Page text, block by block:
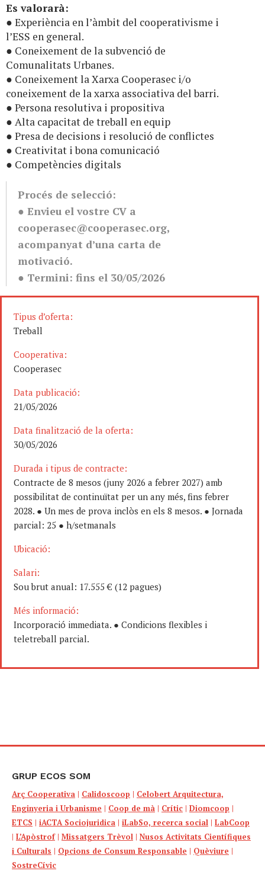
Es valorarà:
● Experiència en l’àmbit del cooperativisme i
l’ESS en general.
● Coneixement de la subvenció de
Comunalitats Urbanes.
● Coneixement la Xarxa Cooperasec i/o
coneixement de la xarxa associativa del barri.
● Persona resolutiva i propositiva
● Alta capacitat de treball en equip
● Presa de decisions i resolució de conflictes
● Creativitat i bona comunicació
● Competències digitals
Procés de selecció:
● Envieu el vostre CV a
cooperasec@cooperasec.org,
acompanyat d’una carta de
motivació.
● Termini: fins el 30/05/2026
Tipus d’oferta:
Treball
Cooperativa:
Cooperasec
Data publicació:
21/05/2026
Data finalització de la oferta:
30/05/2026
Durada i tipus de contracte:
Contracte de 8 mesos (juny 2026 a febrer 2027) amb
possibilitat de continuïtat per un any més, fins febrer
2028. ● Un mes de prova inclòs en els 8 mesos. ● Jornada
parcial: 25 ● h/setmanals
Ubicació:
Salari:
Sou brut anual: 17.555 € (12 pagues)
Més informació:
Incorporació immediata. ● Condicions flexibles i
teletreball parcial.
GRUP ECOS SOM
Arç Cooperativa | Calidoscoop | Celobert Arquitectura,
Enginyeria i Urbanisme | Coop de mà | Crític | Diomcoop |
ETCS | iACTA Sociojuridica | iLabSo, recerca social | LabCoop
| L’Apòstrof| Missatgers Trèvol | Nusos Activitats Científiques
i Culturals | Opcions de Consum Responsable | Quèviure |
SostreCívic